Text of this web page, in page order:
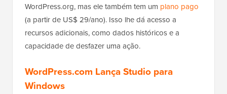
WordPress.org, mas ele também tem um plano pago
(a partir de US$ 29/ano). Isso lhe dá acesso a
recursos adicionais, como dados históricos e a
capacidade de desfazer uma ação.
WordPress.com Lança Studio para
Windows